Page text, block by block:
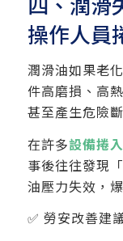
操作人員
潤滑油如果老
件高磨損、高
甚至產生危險
在許多設備捲
事後往往發現
油壓力失效，
✅ 勞安改善建